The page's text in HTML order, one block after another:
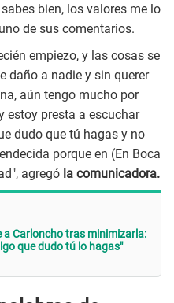
bien, los valores me lo
de sus comentarios.
empiezo, y las cosas se
daño a nadie y sin querer
aún tengo mucho por
estoy presta a escuchar
dudo que tú hagas y no
porque en (En Boca
agregó la comunicadora.
a Carloncho tras minimizarla:
que dudo tú lo hagas"